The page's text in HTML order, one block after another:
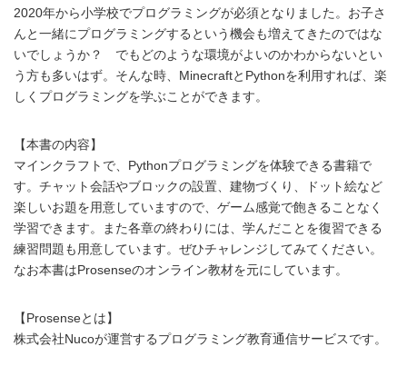
2020年から小学校でプログラミングが必須となりました。お子さ
んと一緒にプログラミングするという機会も増えてきたのではな
いでしょうか？ でもどのような環境がよいのかわからないとい
う方も多いはず。そんな時、MinecraftとPythonを利用すれば、楽
しくプログラミングを学ぶことができます。
【本書の内容】
マインクラフトで、Pythonプログラミングを体験できる書籍で
す。チャット会話やブロックの設置、建物づくり、ドット絵など
楽しいお題を用意していますので、ゲーム感覚で飽きることなく
学習できます。また各章の終わりには、学んだことを復習できる
練習問題も用意しています。ぜひチャレンジしてみてください。
なお本書はProsenseのオンライン教材を元にしています。
【Prosenseとは】
株式会社Nucoが運営するプログラミング教育通信サービスです。